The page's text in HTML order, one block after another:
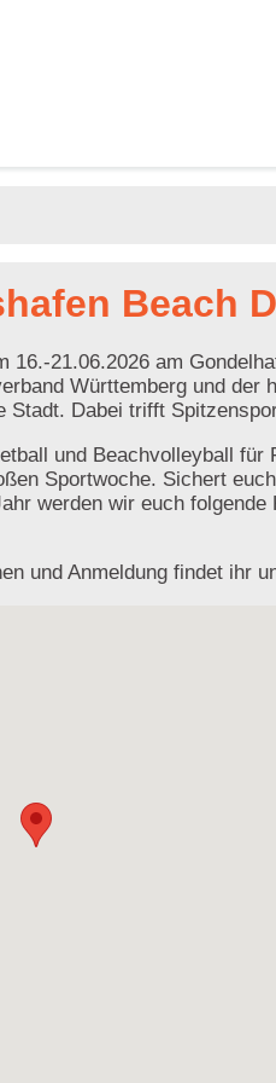
Beach
16.-21.06.2026 am
Württemberg und der
Stadt. Dabei trifft
und Beachvolleyball
Sportwoche. Sichert
werden wir euch
und Anmeldung findet ihr